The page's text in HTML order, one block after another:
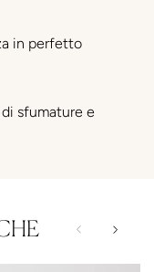
in perfetto
sfumature e